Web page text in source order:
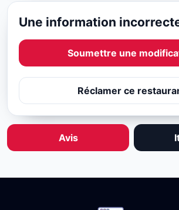
Une information
Soumettre une
Réclamer ce
Avis